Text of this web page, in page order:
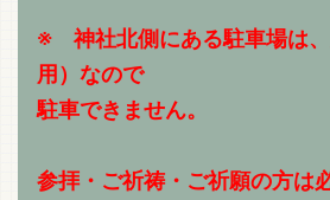
※ 神社北側にある駐車場は
用）なので
駐車できません。
参拝・ご祈祷・ご祈願の方は